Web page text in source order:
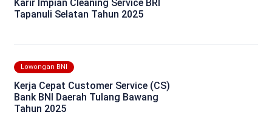
Karir Impian Cleaning Service BRI
Tapanuli Selatan Tahun 2025
Lowongan BNI
Kerja Cepat Customer Service (CS)
Bank BNI Daerah Tulang Bawang
Tahun 2025